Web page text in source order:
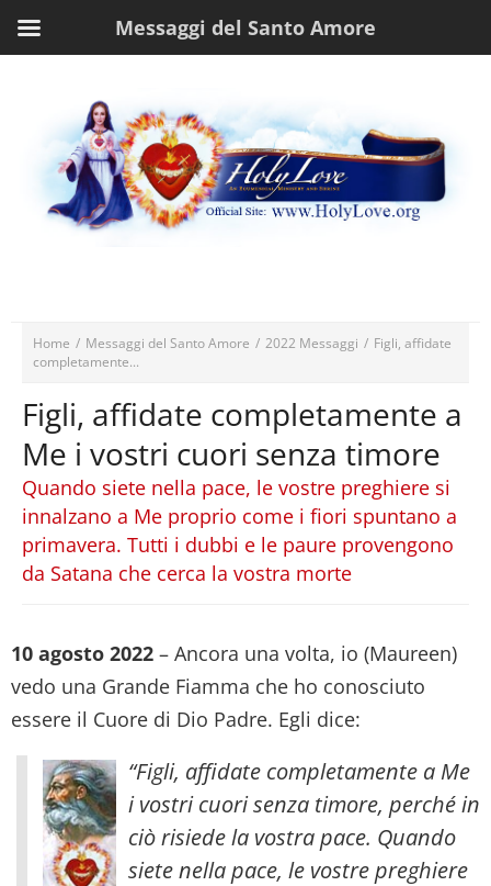
Home / Messaggi del Santo Amore / 2022 Messaggi / Figli, affidate
completamente...
Figli, affidate completamente a
Me i vostri cuori senza timore
Quando siete nella pace, le vostre preghiere si
innalzano a Me proprio come i fiori spuntano a
primavera. Tutti i dubbi e le paure provengono
da Satana che cerca la vostra morte
10 agosto 2022 – Ancora una volta, io (Maureen)
vedo una Grande Fiamma che ho conosciuto
essere il Cuore di Dio Padre. Egli dice:
“Figli, affidate completamente a Me
i vostri cuori senza timore, perché in
ciò risiede la vostra pace. Quando
siete nella pace, le vostre preghiere
Messaggi del Santo Amore